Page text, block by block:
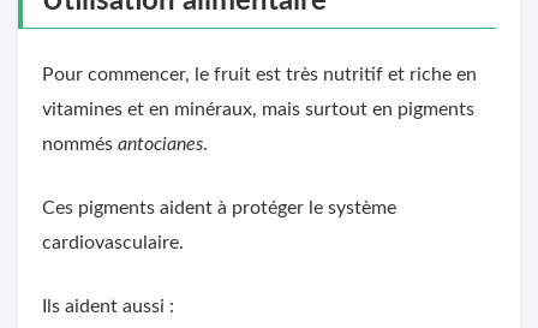
Pour commencer, le fruit est très nutritif et riche en
vitamines et en minéraux, mais surtout en pigments
nommés antocianes.
Ces pigments aident à protéger le système
cardiovasculaire.
Ils aident aussi :